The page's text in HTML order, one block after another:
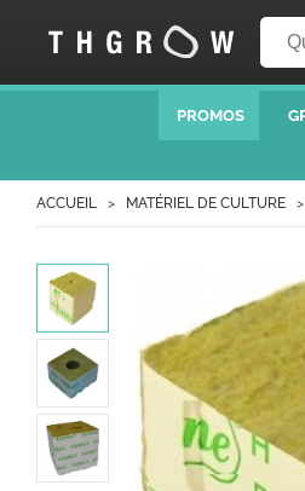
PROMOS
ACCUEIL MATÉRIEL DE CULTURE